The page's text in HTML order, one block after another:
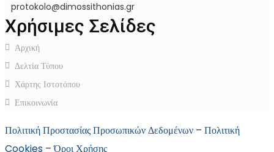
protokolo@dimossithonias.gr
Χρήσιμες Σελίδες
Αρχική
Δελτία Τύπου
Χάρτης Ιστοτόπου
Επικοινωνία
Πολιτική Προστασίας Προσωπικών Δεδομένων – Πολιτική
Cookies –Όροι Χρήσης